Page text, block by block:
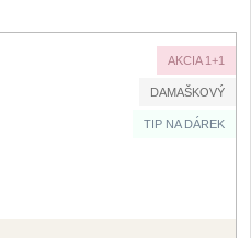
AKCIA 1+1
DAMAŠKOVÝ
TIP NA DÁREK